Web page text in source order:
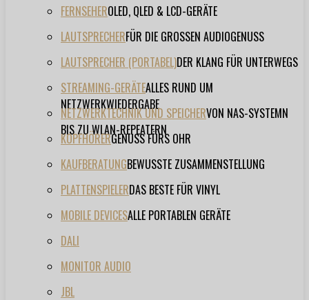
FERNSEHEROLED, QLED & LCD-GERÄTE
LAUTSPRECHERFÜR DIE GROSSEN AUDIOGENUSS
LAUTSPRECHER (PORTABEL)DER KLANG FÜR UNTERWEGS
STREAMING-GERÄTEALLES RUND UM
NETZWERKWIEDERGABE
NETZWERKTECHNIK UND SPEICHERVON NAS-SYSTEMN
BIS ZU WLAN-REPEATERN
KOPFHÖRERGENUSS FÜRS OHR
KAUFBERATUNGBEWUSSTE ZUSAMMENSTELLUNG
PLATTENSPIELERDAS BESTE FÜR VINYL
MOBILE DEVICESALLE PORTABLEN GERÄTE
DALI
MONITOR AUDIO
JBL